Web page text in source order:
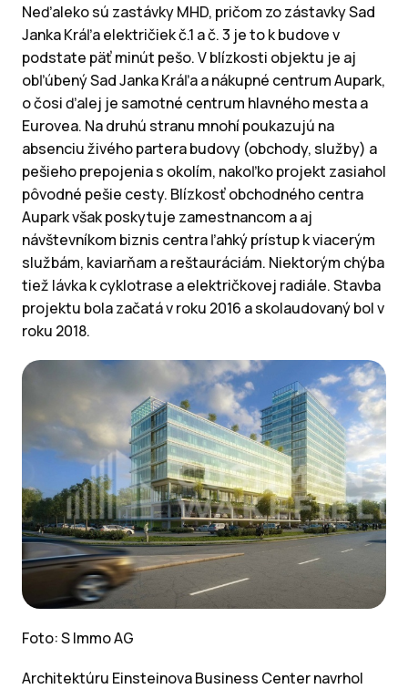
Neďaleko sú zastávky MHD, pričom zo zástavky Sad
Janka Kráľa električiek č.1 a č. 3 je to k budove v
podstate päť minút pešo. V blízkosti objektu je aj
obľúbený Sad Janka Kráľa a nákupné centrum Aupark,
o čosi ďalej je samotné centrum hlavného mesta a
Eurovea. Na druhú stranu mnohí poukazujú na
absenciu živého partera budovy (obchody, služby) a
pešieho prepojenia s okolím, nakoľko projekt zasiahol
pôvodné pešie cesty. Blízkosť obchodného centra
Aupark však poskytuje zamestnancom a aj
návštevníkom biznis centra ľahký prístup k viacerým
službám, kaviarňam a reštauráciám. Niektorým chýba
tiež lávka k cyklotrase a električkovej radiále. Stavba
projektu bola začatá v roku 2016 a skolaudovaný bol v
roku 2018.
Foto: S Immo AG
Architektúru Einsteinova Business Center navrhol